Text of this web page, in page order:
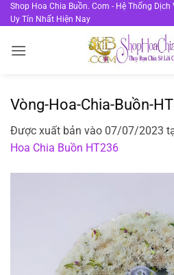
Bỏ
qua
dung
Shop Hoa Chia Buồn. Com - Hệ Thống
Uy Tín Nhất Hiện Nay
Vòng-Hoa-Chia-Buồn-
Được xuất bản vào 07/07/2023
Hoa Chia Buồn HT236